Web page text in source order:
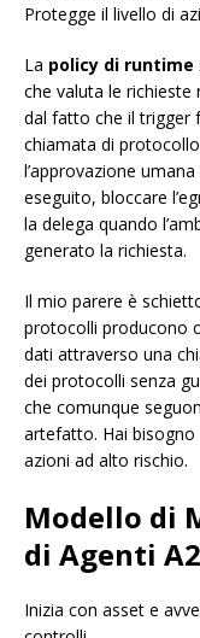
Protegge il livello di
La policy di runtime
che valuta le
dal fatto che il trigger
chiamata di
l’approvazione
eseguito, bloccare
la delega quando
generato la richiesta.
Il mio parere è
protocolli producono
dati attraverso una
dei protocolli senza
che comunque
artefatto. Hai
azioni ad alto rischio.
Modello di
di Agenti
Inizia con asset e